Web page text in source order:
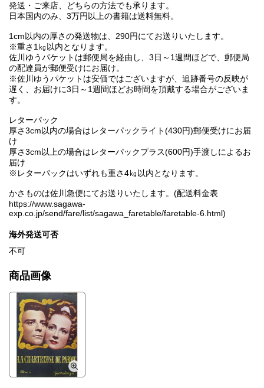
発送・ご来店、どちらの方法でも承ります。
日本国内のみ、3万円以上の書籍は送料無料。
1cm以内の厚さの発送物は、290円にてお送りいたします。
※重さ1㎏以内となります。
佐川ゆうパケットは郵便局を経由し、3日～1週間ほどで、郵便局
の配達員が郵便受けにお届け。
※佐川ゆうパケットは安価ではございますが、追跡番号の反映が
遅く、お届けに3日～1週間ほどお時間を頂戴する場合がございま
す。
レターパック
厚さ3cm以内の場合はレターパックライト(430円)郵便受けにお届
け
厚さ3cm以上の場合はレターパックプラス(600円)手渡しによるお
届け
※レターパックはいずれも重さ4㎏以内となります。
かさものは佐川急便にてお送りいたします。(配送料金表
https://www.sagawa-
exp.co.jp/send/fare/list/sagawa_faretable/faretable-6.html)
海外発送可否
不可
商品画像